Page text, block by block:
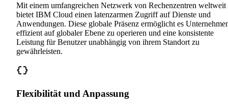
Mit einem umfangreichen Netzwerk von Rechenzentren weltweit
bietet IBM Cloud einen latenzarmen Zugriff auf Dienste und
Anwendungen. Diese globale Präsenz ermöglicht es
effizient auf globaler Ebene zu operieren und eine konsistente
Leistung für Benutzer unabhängig von ihrem Standort zu
gewährleisten.
Flexibilität und Anpassung